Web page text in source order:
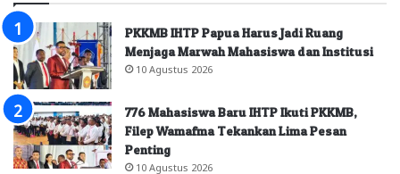
PKKMB IHTP Papua Harus Jadi Ruang
Menjaga Marwah Mahasiswa dan Institusi
10 Agustus 2026
776 Mahasiswa Baru IHTP Ikuti PKKMB,
Filep Wamafma Tekankan Lima Pesan
Penting
10 Agustus 2026